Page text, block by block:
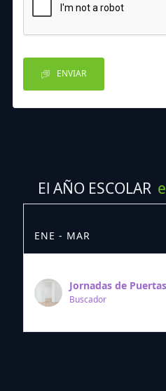
ENVIAR
El AÑO ESCOLAR
ENE - MAR
Jornadas de
Buscador